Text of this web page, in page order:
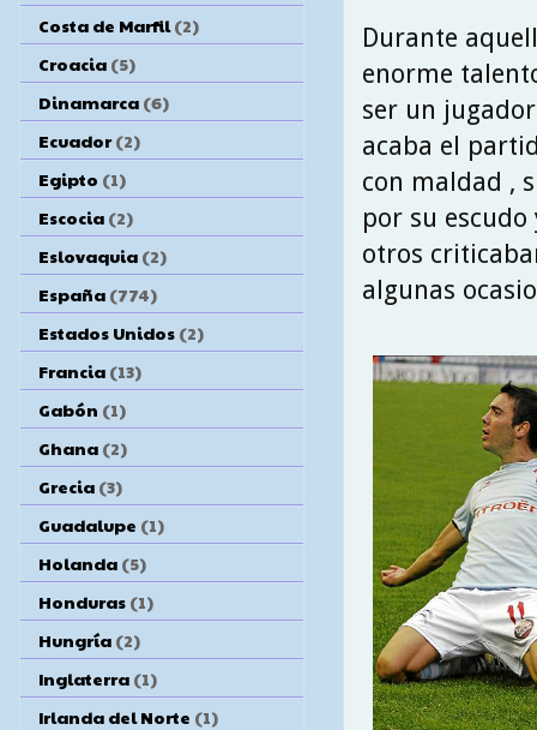
Durante
enorme
ser un
acaba el
con maldad ,
por su
otros
algunas
Costa de Marfil (2)
Croacia (5)
Dinamarca (6)
Ecuador (2)
Egipto (1)
Escocia (2)
Eslovaquia (2)
España (774)
Estados Unidos (2)
Francia (13)
Gabón (1)
Ghana (2)
Grecia (3)
Guadalupe (1)
Holanda (5)
Honduras (1)
Hungría (2)
Inglaterra (1)
Irlanda del Norte (1)